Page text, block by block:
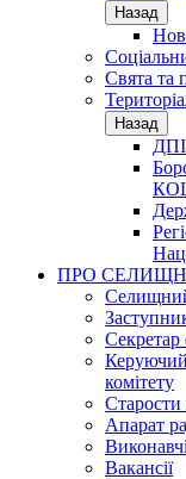
Назад
Свята та
Назад
ПРО
Секретар
комітету
Старости
Апарат
Вакансії